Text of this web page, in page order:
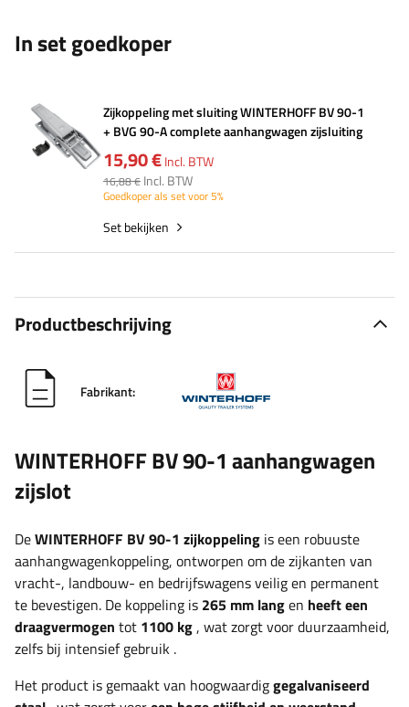
In set goedkoper
Zijkoppeling met sluiting WINTERHOFF BV 90-1
+ BVG 90-A complete aanhangwagen zijsluiting
15,90 €Incl. BTW
16,88 € Incl. BTW
Goedkoper als set voor 5%
Set bekijken
Productbeschrijving
Fabrikant:
WINTERHOFF BV 90-1 aanhangwagen
zijslot
DeWINTERHOFF BV 90-1 zijkoppeling is een robuuste
aanhangwagenkoppeling, ontworpen om de zijkanten van
vracht-, landbouw- en bedrijfswagens veilig en permanent
te bevestigen. De koppeling is 265 mm langen heeft een
draagvermogen tot 1100 kg, wat zorgt voor duurzaamheid,
zelfs bij intensief gebruik .
Het product is gemaakt van hoogwaardiggegalvaniseerd